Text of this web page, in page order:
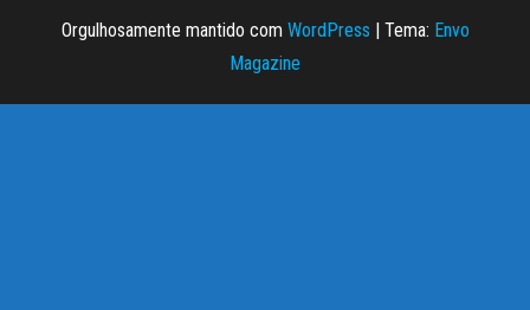
Orgulhosamente mantido com WordPress Tema: Envo
Magazine